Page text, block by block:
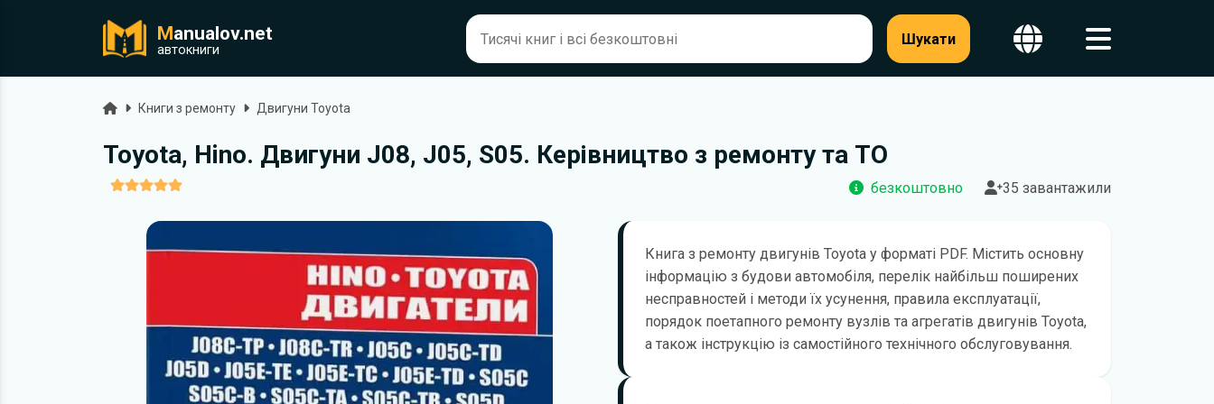
Manualov.net
автокниги
Шукати
ГоловнаКниги з ремонту Двигуни Toyota
Toyota, Hino. Двигуни J08, J05, S05. Керівництво з ремонту та ТО
безкоштовно 35 завантажили
Книга з ремонту двигунів Toyota у форматі PDF. Містить основну
інформацію з будови автомобіля, перелік найбільш поширених
несправностей і методи їх усунення, правила експлуатації,
порядок поетапного ремонту вузлів та агрегатів двигунів Toyota,
а також інструкцію із самостійного технічного обслуговування.